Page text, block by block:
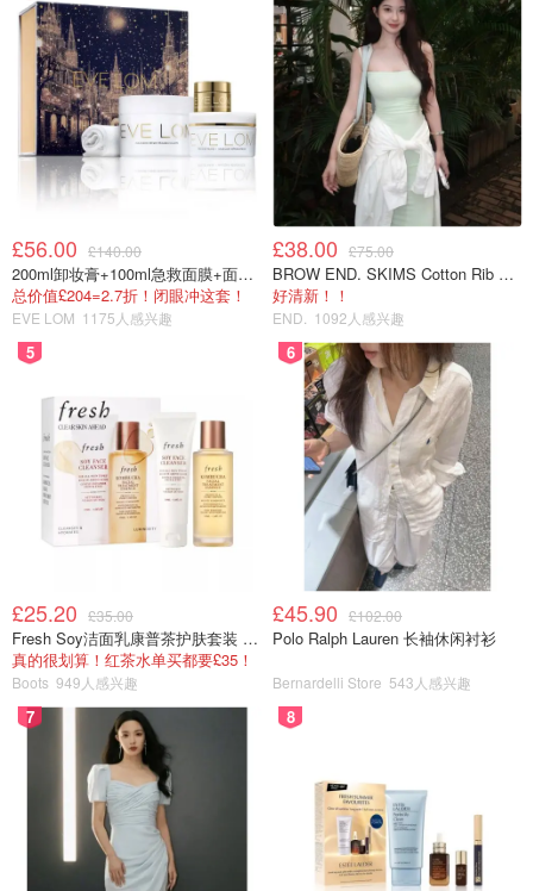
离
行为上要思考自己购买什么，并最终使用其做什么？所以就
需要像更上层思考，我需要什么？我该怎么做？做的目标是
什么？该花多少时间去做？
这一切是从“行为上的断舍离”开始，但坚持一段时间后，必
然会带来“思想上的断舍离”。
£56.00 £140.00
200ml卸妆膏+100ml急救面膜+面霜+洁颜布
总价值£204=2.7折！闭眼冲这套！
EVE LOM 1175人感兴趣
£38.00 £75.00
BROW END. SKIMS Cotton Rib 长款背心连衣裙 薄荷绿
好清新！！
END. 1092人感兴趣
5
£25.20 £35.00
Fresh Soy洁面乳康普茶护肤套装 100ml
真的很划算！红茶水单买都要£35！
Boots 949人感兴趣
6
£45.90 £102.00
Polo Ralph Lauren 长袖休闲衬衫
Bernardelli Store 543人感兴趣
7 8